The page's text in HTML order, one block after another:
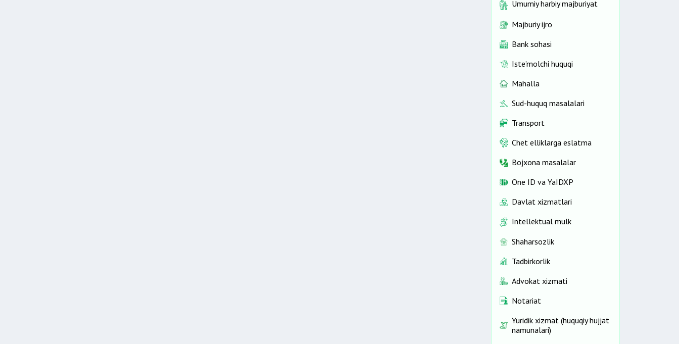
Umumiy harbiy majburiyat
Majburiy ijro
Bank sohasi
Iste’molchi huquqi
Mahalla
Sud-huquq masalalari
Transport
Chet elliklarga eslatma
Bojxona masalalar
One ID vа YaIDXP
Davlat xizmatlari
Intellektual mulk
Shaharsozlik
Tadbirkorlik
Advokat xizmati
Notariat
Yuridik xizmat (huquqiy hujjat
namunalari)